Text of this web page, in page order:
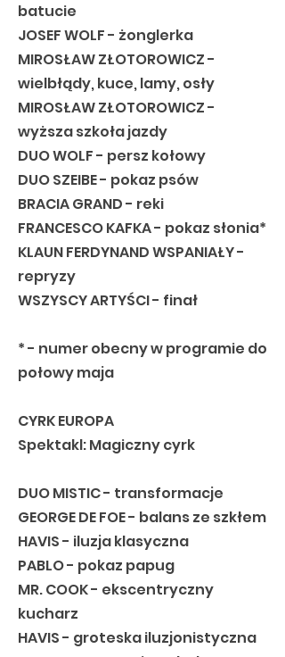
batucie
JOSEF WOLF - żonglerka
MIROSŁAW ZŁOTOROWICZ -
wielbłądy, kuce, lamy, osły
MIROSŁAW ZŁOTOROWICZ -
wyższa szkoła jazdy
DUO WOLF - persz kołowy
DUO SZEIBE - pokaz psów
BRACIA GRAND - reki
FRANCESCO KAFKA - pokaz słonia*
KLAUN FERDYNAND WSPANIAŁY -
repryzy
WSZYSCY ARTYŚCI - finał
* - numer obecny w programie do
połowy maja
CYRK EUROPA
Spektakl: Magiczny cyrk
DUO MISTIC - transformacje
GEORGE DE FOE - balans ze szkłem
HAVIS - iluzja klasyczna
PABLO - pokaz papug
MR. COOK - ekscentryczny
kucharz
HAVIS - groteska iluzjonistyczna